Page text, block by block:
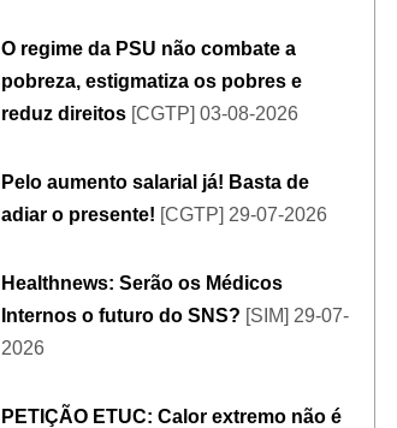
O regime da PSU não combate a
pobreza, estigmatiza os pobres e
reduz direitos [CGTP] 03-08-2026
Pelo aumento salarial já! Basta de
adiar o presente! [CGTP] 29-07-2026
Healthnews: Serão os Médicos
Internos o futuro do SNS? [SIM] 29-07-
2026
PETIÇÃO ETUC: Calor extremo não é